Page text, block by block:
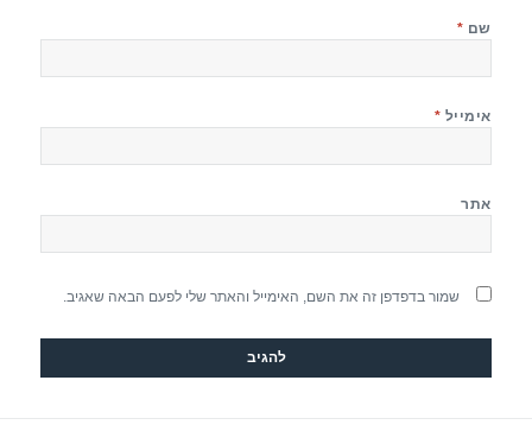
שם *
אימייל *
אתר
שמור בדפדפן זה את השם, האימייל והאתר שלי לפעם הבאה שאגיב.